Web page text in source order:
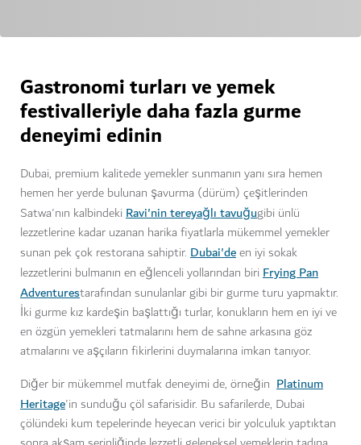
Gastronomi turları ve yemek
festivalleriyle daha fazla gurme
deneyimi edinin
Dubai, premium kalitede yemekler sunmanın yanı sıra hemen
hemen her yerde bulunan şavurma (dürüm) çeşitlerinden
Satwa'nın kalbindeki Ravi'nin tereyağlı tavuğugibi ünlü
lezzetlerine kadar uzanan harika fiyatlarla mükemmel yemekler
sunan pek çok restorana sahiptir. Dubai'deen iyi sokak
lezzetlerini bulmanın en eğlenceli yollarından biri Frying Pan
Adventurestarafından sunulanlar gibi bir gurme turu yapmaktır.
İki gurme kız kardeşin başlattığı turlar, konukların hem en iyi ve
en özgün yemekleri tatmalarını hem de sahne arkasına göz
atmalarını ve aşçıların fikirlerini duymalarına imkan tanıyor.
Diğer bir mükemmel mutfak deneyimi de, örneğin Platinum
Heritage'in sunduğu çöl safarisidir. Bu safarilerde, Dubai
çölündeki kum tepelerinde heyecan verici bir yolculuk yaptıktan